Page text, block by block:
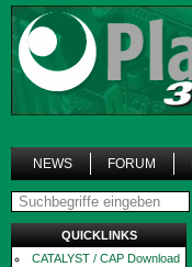
NEWS FORUM
QUICKLINKS
CATALYST / CAP Download